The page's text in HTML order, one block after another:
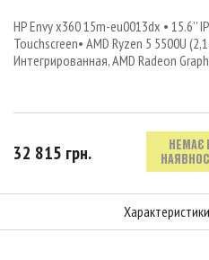
HP Envy x360 15m-eu0013dx • 15.6’’
Touchscreen• AMD Ryzen 5 5500U
Интегрированная, AMD Radeon
32 815 грн.
НЕМАЄ
Характеристики